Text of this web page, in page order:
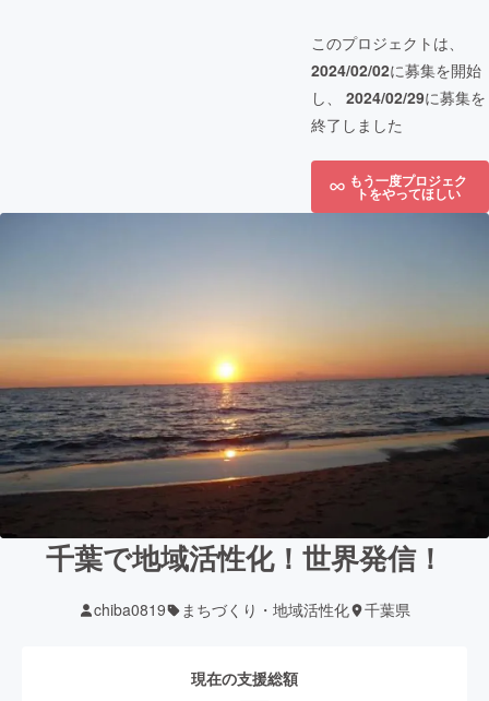
このプロジェクトは、
2024/02/02に募集を開始
し、 2024/02/29に募集を
終了しました
もう一度プロジェク
トをやってほしい
千葉で地域活性化！世界発信！
chiba0819 まちづくり・地域活性化 千葉県
現在の支援総額